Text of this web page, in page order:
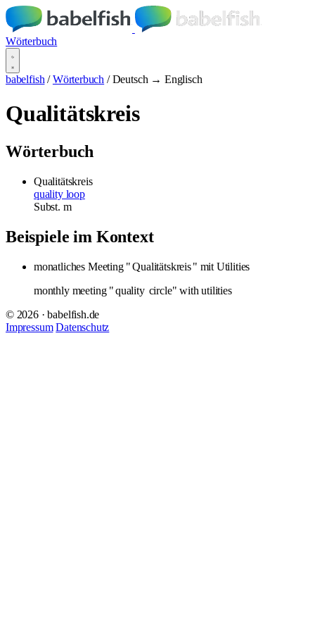
Wörterbuch
babelfish / Wörterbuch / Deutsch → Englisch
Qualitätskreis
Wörterbuch
Qualitätskreis
quality loop
Subst. m
Beispiele im Kontext
monatliches Meeting "Qualitätskreis" mit Utilities
monthly meeting "quality circle" with utilities
© 2026 · babelfish.de
Impressum Datenschutz